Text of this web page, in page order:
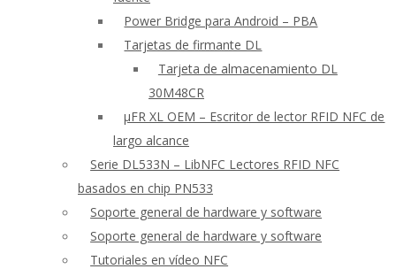
Power Bridge para Android – PBA
Tarjetas de firmante DL
Tarjeta de almacenamiento DL
30M48CR
μFR XL OEM – Escritor de lector RFID NFC de
largo alcance
Serie DL533N – LibNFC Lectores RFID NFC
basados en chip PN533
Soporte general de hardware y software
Soporte general de hardware y software
Tutoriales en vídeo NFC